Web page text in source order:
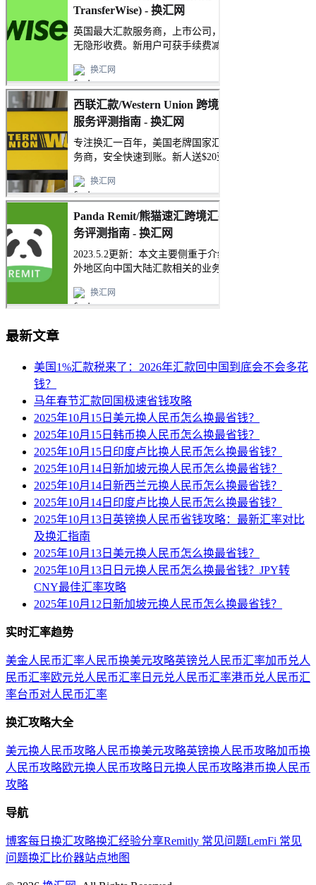
最新文章
美国1%汇款税来了：2026年汇款回中国到底会不会多花
钱？
马年春节汇款回国极速省钱攻略
2025年10月15日美元换人民币怎么换最省钱？
2025年10月15日韩币换人民币怎么换最省钱？
2025年10月15日印度卢比换人民币怎么换最省钱？
2025年10月14日新加坡元换人民币怎么换最省钱？
2025年10月14日新西兰元换人民币怎么换最省钱？
2025年10月14日印度卢比换人民币怎么换最省钱？
2025年10月13日英镑换人民币省钱攻略：最新汇率对比
及换汇指南
2025年10月13日美元换人民币怎么换最省钱？
2025年10月13日日元换人民币怎么换最省钱？JPY转
CNY最佳汇率攻略
2025年10月12日新加坡元换人民币怎么换最省钱？
实时汇率趋势
美金人民币汇率人民币换美元攻略英镑兑人民币汇率加币兑人
民币汇率欧元兑人民币汇率 日元兑人民币汇率港币兑人民币汇
率台币对人民币汇率
换汇攻略大全
美元换人民币攻略人民币换美元攻略英镑换人民币攻略加币换
人民币攻略欧元换人民币攻略 日元换人民币攻略港币换人民币
攻略
导航
博客每日换汇攻略换汇经验分享Remitly 常见问题LemFi 常见
问题换汇比价器站点地图